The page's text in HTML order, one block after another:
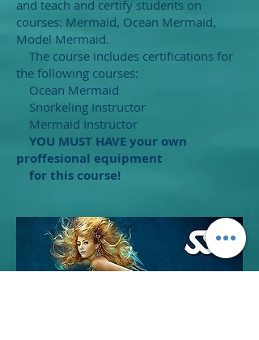
and teach and certify students on
courses: Mermaid, Ocean Mermaid,
Model Mermaid.
The course includes certifications for
the following courses:
Ocean Mermaid
Snorkeling Instructor
Mermaid Instructor
YOU MUST HAVE your own
proffesional equipment
for this course!